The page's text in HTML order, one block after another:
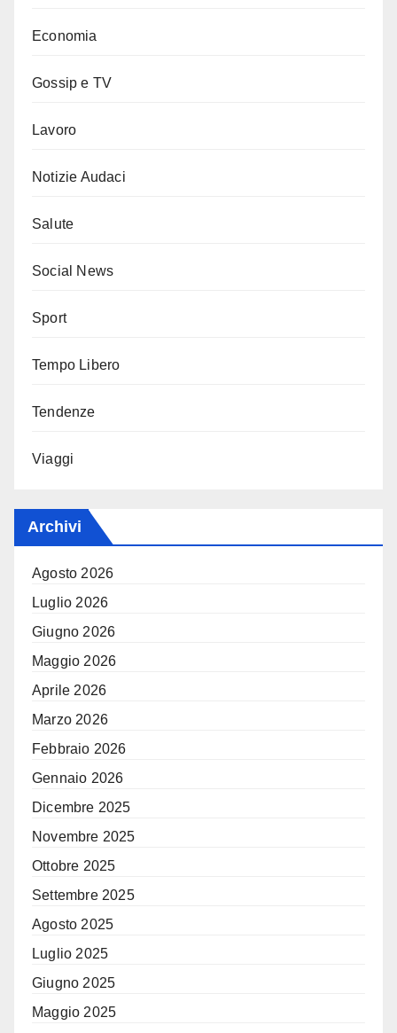
Economia
Gossip e TV
Lavoro
Notizie Audaci
Salute
Social News
Sport
Tempo Libero
Tendenze
Viaggi
Archivi
Agosto 2026
Luglio 2026
Giugno 2026
Maggio 2026
Aprile 2026
Marzo 2026
Febbraio 2026
Gennaio 2026
Dicembre 2025
Novembre 2025
Ottobre 2025
Settembre 2025
Agosto 2025
Luglio 2025
Giugno 2025
Maggio 2025